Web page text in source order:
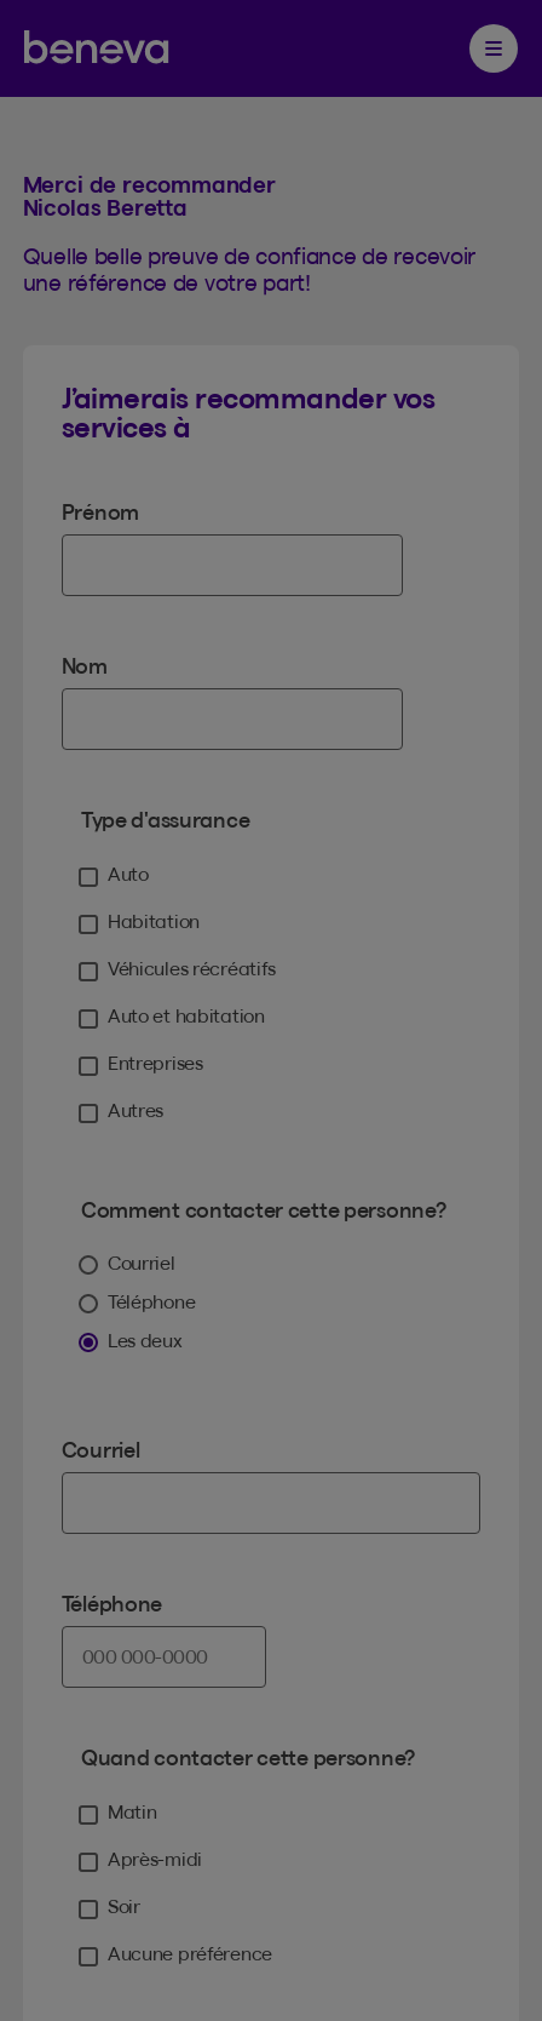
Partenaire Beneva
Ouvrir
Recommander
Merci de recommander
Nicolas Beretta
Quelle belle preuve de confiance de recevoir
une référence de votre part!
J’aimerais recommander vos
services à
Prénom
Nom
Type d'assurance
Auto
Habitation
Véhicules récréatifs
Auto et habitation
Entreprises
Autres
Comment contacter cette personne?
Courriel
Téléphone
Les deux
Courriel
Téléphone
Quand contacter cette personne?
Matin
Après-midi
Soir
Aucune préférence